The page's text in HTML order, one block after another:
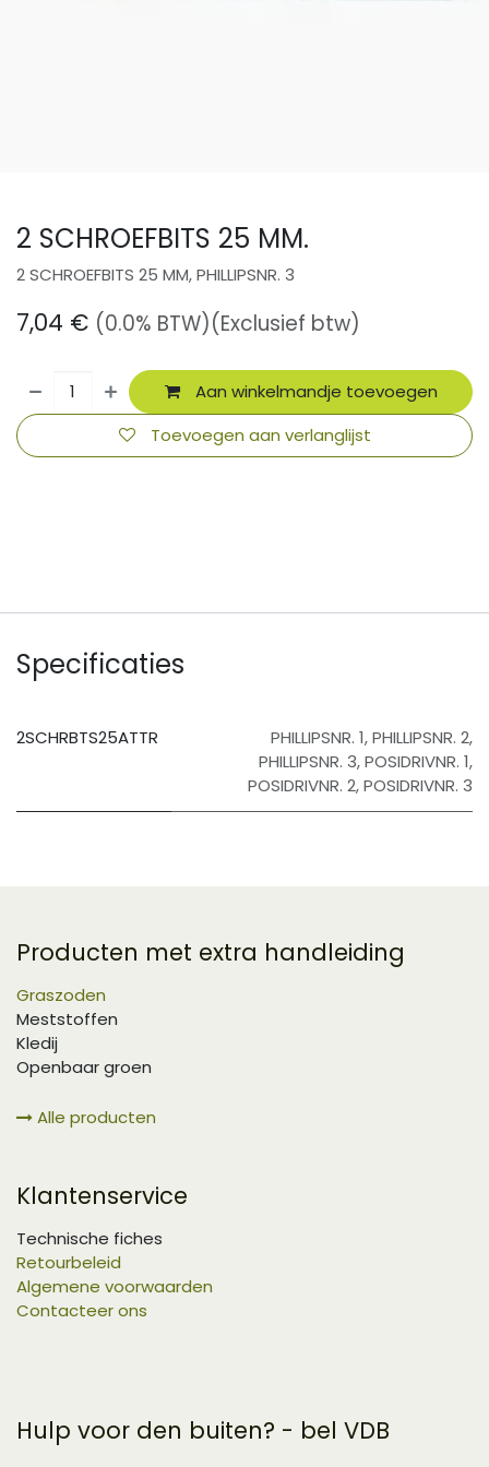
2 SCHROEFBITS 25 MM.
2 SCHROEFBITS 25 MM, PHILLIPSNR. 3
7,04 € (0.0% BTW)(Exclusief btw)
Aan winkelmandje toevoegen
Toevoegen aan verlanglijst
Specificaties
2SCHRBTS25ATTR PHILLIPSNR. 1,PHILLIPSNR. 2,
PHILLIPSNR. 3,POSIDRIVNR. 1,
POSIDRIVNR. 2,POSIDRIVNR. 3
Producten met extra handleiding
Graszoden
Meststoffen
Kledij
Openbaar groen
Alle producten
Klantenservice
Technische fiches
Retourbeleid
Algemene voorwaarden
Contacteer ons
Hulp voor den buiten? - bel VDB